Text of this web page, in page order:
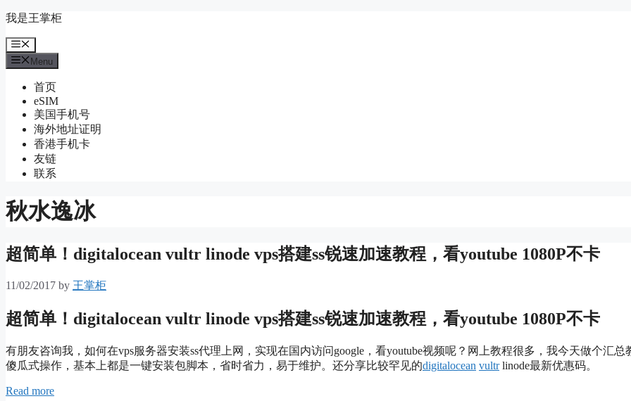
Skip
content
我是王掌柜
Menu
Menu
首页
eSIM
美国手机号
海外地址证明
香港手机卡
友链
联系
秋水逸冰
超简单！digitalocean vultr linode vps搭建ss锐速加速教程，看youtube 1080P不卡
11/02/2017 by 王掌柜
超简单！digitalocean vultr linode vps搭建ss锐速加速教程，看youtube 1080P不卡
有朋友咨询我，如何在vps服务器安装ss代理上网，实现在国内访问google，看youtube视频呢？网上教程很多，我今天做个汇总
傻瓜式操作，基本上都是一键安装包脚本，省时省力，易于维护。还分享比较罕见的digitalocean vultrlinode最新优惠码。
Read more